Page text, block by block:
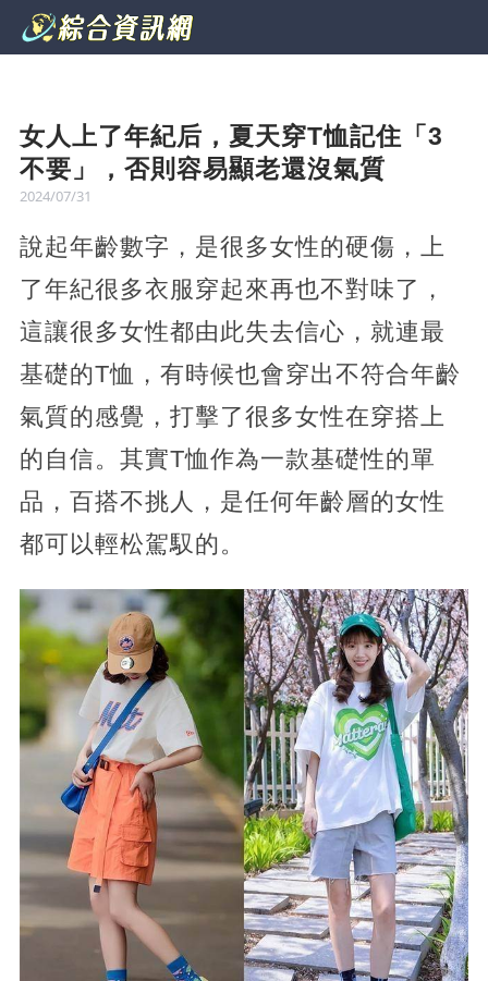
女人上了年紀后，夏天穿T恤記住「3
不要」，否則容易顯老還沒氣質
2024/07/31
說起年齡數字，是很多女性的硬傷，上
了年紀很多衣服穿起來再也不對味了，
這讓很多女性都由此失去信心，就連最
基礎的T恤，有時候也會穿出不符合年齡
氣質的感覺，打擊了很多女性在穿搭上
的自信。其實T恤作為一款基礎性的單
品，百搭不挑人，是任何年齡層的女性
都可以輕松駕馭的。